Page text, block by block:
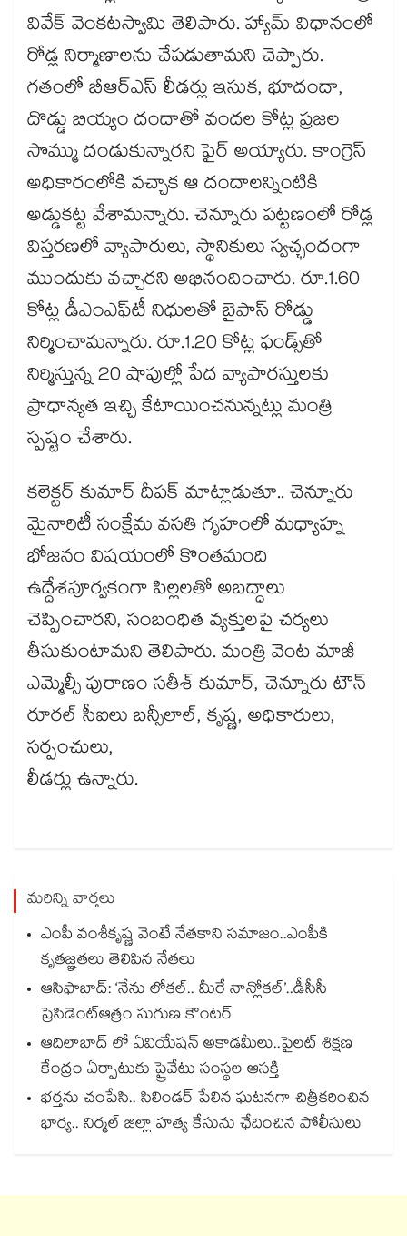
వివేక్ వెంకటస్వామి తెలిపారు. హ్యామ్ విధానంలో
రోడ్ల నిర్మాణాలను చేపడుతామని చెప్పారు.
గతంలో బీఆర్‌‌‌‌ఎస్ లీడర్లు ఇసుక, భూదందా,
దొడ్డు బియ్యం దందాతో వందల కోట్ల ప్రజల
సొమ్ము దండుకున్నారని ఫైర్‌‌‌‌ అయ్యారు. కాంగ్రెస్
అధికారంలోకి వచ్చాక ఆ దందాలన్నింటికి
అడ్డుకట్ట వేశామన్నారు. చెన్నూరు పట్టణంలో రోడ్ల
విస్తరణలో వ్యాపారులు, స్థానికులు స్వచ్ఛందంగా
ముందుకు వచ్చారని అభినందించారు. రూ.1.60
కోట్ల డీఎంఎఫ్‌‌టీ నిధులతో బైపాస్ రోడ్డు
నిర్మించామన్నారు. రూ.1.20 కోట్ల ఫండ్స్‌‌తో
నిర్మిస్తున్న 20 షాపుల్లో పేద వ్యాపారస్తులకు
ప్రాధాన్యత ఇచ్చి కేటాయించనున్నట్లు మంత్రి
స్పష్టం చేశారు.
కలెక్టర్ కుమార్ దీపక్ మాట్లాడుతూ.. చెన్నూరు
మైనారిటీ సంక్షేమ వసతి గృహంలో మధ్యాహ్న
భోజనం విషయంలో కొంతమంది
ఉద్దేశపూర్వకంగా పిల్లలతో అబద్ధాలు
చెప్పించారని, సంబంధిత వ్యక్తులపై చర్యలు
తీసుకుంటామని తెలిపారు. మంత్రి వెంట మాజీ
ఎమ్మెల్సీ పురాణం సతీశ్ కుమార్, చెన్నూరు టౌన్
రూరల్ సీఐలు బన్సీలాల్, కృష్ణ, అధికారులు,
సర్పంచులు,
లీడర్లు ఉన్నారు.
మరిన్ని వార్తలు
ఎంపీ వంశీకృష్ణ వెంటే నేతకాని సమాజం..ఎంపీకి
కృతజ్ఞతలు తెలిపిన నేతలు
ఆసిఫాబాద్: ‘నేను లోకల్.. మీరే నాన్లోకల్’..డీసీసీ
ప్రెసిడెంట్ఆత్రం సుగుణ కౌంటర్
ఆదిలాబాద్ లో ఏవియేషన్ అకాడమీలు..పైలట్ శిక్షణ
కేంద్రం ఏర్పాటుకు ప్రైవేటు సంస్థల ఆసక్తి
భర్తను చంపేసి.. సిలిండర్ పేలిన ఘటనగా చిత్రీకరించిన
భార్య.. నిర్మల్ జిల్లా హత్య కేసును ఛేదించిన పోలీసులు